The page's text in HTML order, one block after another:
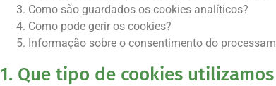
Como são guardados os cookies analíticos?
Como pode gerir os cookies?
Informação sobre o consentimento do
1. Que tipo de cookies utilizamos